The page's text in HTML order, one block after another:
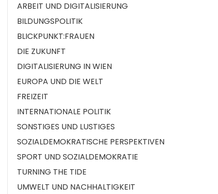
ARBEIT UND DIGITALISIERUNG
BILDUNGSPOLITIK
BLICKPUNKT:FRAUEN
DIE ZUKUNFT
DIGITALISIERUNG IN WIEN
EUROPA UND DIE WELT
FREIZEIT
INTERNATIONALE POLITIK
SONSTIGES UND LUSTIGES
SOZIALDEMOKRATISCHE PERSPEKTIVEN
SPORT UND SOZIALDEMOKRATIE
TURNING THE TIDE
UMWELT UND NACHHALTIGKEIT